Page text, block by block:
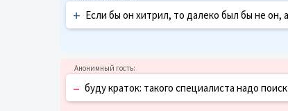
+ Если бы он хитрил, то далеко был бы не он,
– буду краток: такого специалиста надо